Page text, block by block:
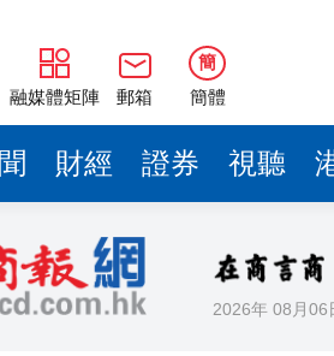
融媒體矩陣 郵箱
簡
簡體
財經 證券 視聽
2026年 08月06